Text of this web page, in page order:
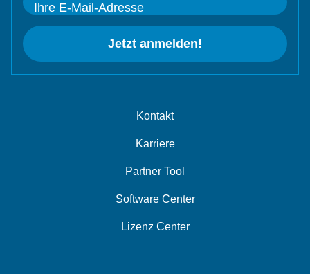
Kontakt
Karriere
Partner Tool
Software Center
Lizenz Center
Ihre E-Mail-Adresse
Jetzt anmelden!